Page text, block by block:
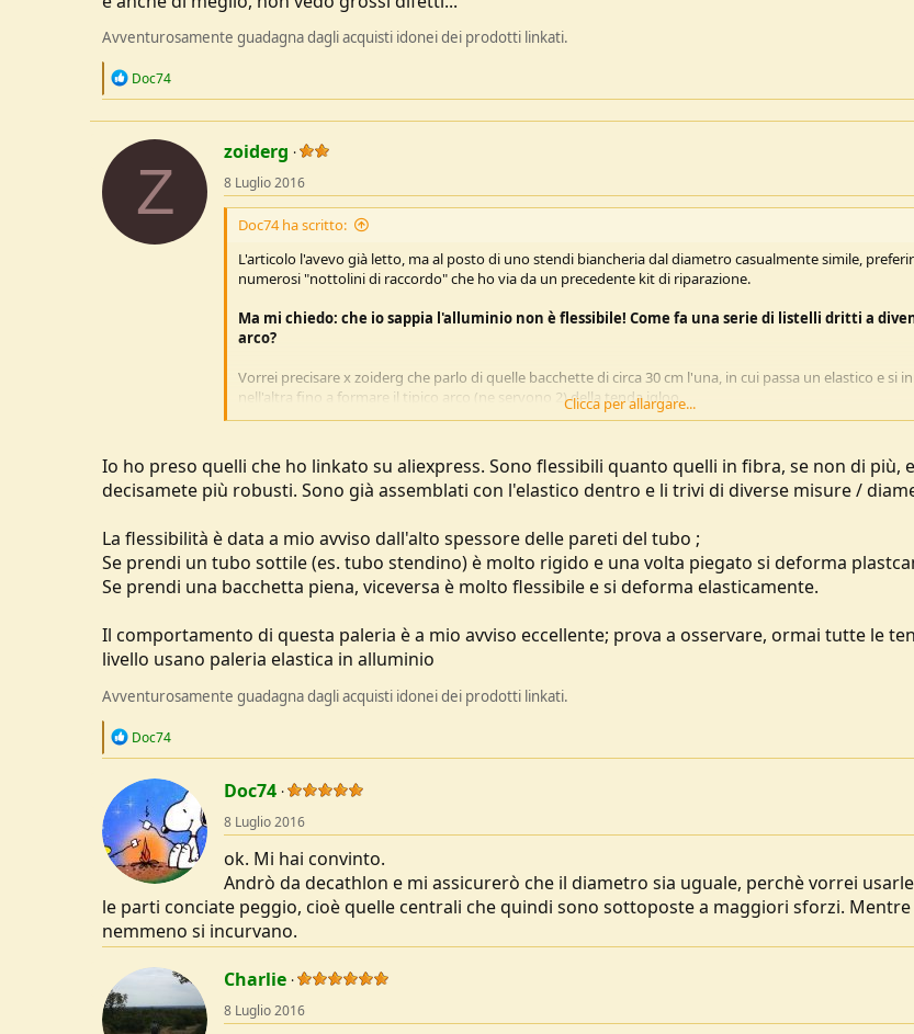
Avventurosamente guadagna dagli acquisti idonei dei prodotti linkati.
R
e
t
:
Doc74
Z
zoiderg
8 Luglio 2016
Doc74 ha scritto:
L'articolo l'avevo già letto, ma al posto di uno stendi biancheria dal diametro casualmente simile,
numerosi "nottolini di raccordo" che ho via da un precedente kit di riparazione.
Ma mi chiedo: che io sappia l'alluminio non è flessibile! Come fa una serie di listelli dritti a
arco?
Vorrei precisare x zoiderg che parlo di quelle bacchette di circa 30 cm l'una, in cui passa un elastico e si
nell'altra fino a formare il tipico arco (ne servono 2) della tenda igloo.
In pratica, o questi in fibra:
che ho già comprato in passato ma fanno cagare e ormai li ho finiti (a furia di cambiarne),
oppure questi in alluminio:
http://www.decathlon.it/kit-archi-tenda-in-alluminio-30cm-id_4743808.html
Clicca per allargare...
Io ho preso quelli che ho linkato su aliexpress. Sono flessibili quanto quelli in fibra, se non di più,
decisamete più robusti. Sono già assemblati con l'elastico dentro e li trivi di diverse misure /
La flessibilità è data a mio avviso dall'alto spessore delle pareti del tubo ;
Se prendi un tubo sottile (es. tubo stendino) è molto rigido e una volta piegato si deforma
Se prendi una bacchetta piena, viceversa è molto flessibile e si deforma elasticamente.
Il comportamento di questa paleria è a mio avviso eccellente; prova a osservare, ormai tutte le
livello usano paleria elastica in alluminio
Avventurosamente guadagna dagli acquisti idonei dei prodotti linkati.
R
c
t
i
o
n
s
Doc74
Doc74
8 Luglio 2016
ok. Mi hai convinto.
Andrò da decathlon e mi assicurerò che il diametro sia uguale, perchè vorrei
le parti conciate peggio, cioè quelle centrali che quindi sono sottoposte a maggiori sforzi. Mentre
nemmeno si incurvano.
Charlie
8 Luglio 2016